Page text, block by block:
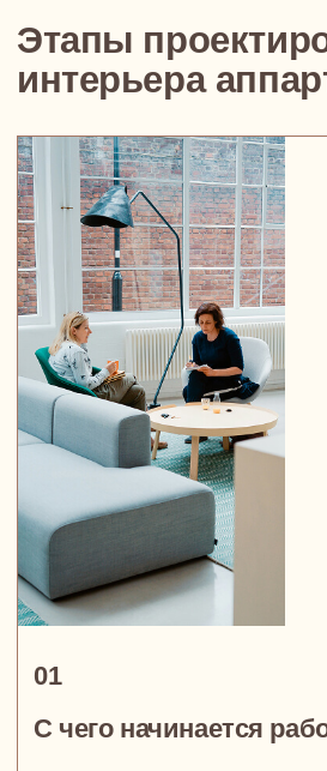
Металлоконструкции: структура
проектируем их как часть интерьера.
Они задают ритм, зонируют пространство, создают
акценты. Они позволяют работать с высотой,
хранением, масштабом
Автоматизация: всё под
Умный дом — не роскошь, а удобство.
систему управления освещением, шторами,
безопасностью, климатом.
Управление — со смартфона, по сценарию или
голосом. Уехали, вернулись, спите — всё
под ритм вашей семьи